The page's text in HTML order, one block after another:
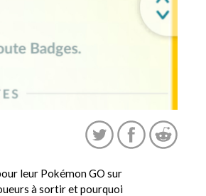
leur Pokémon GO sur
à sortir et pourquoi